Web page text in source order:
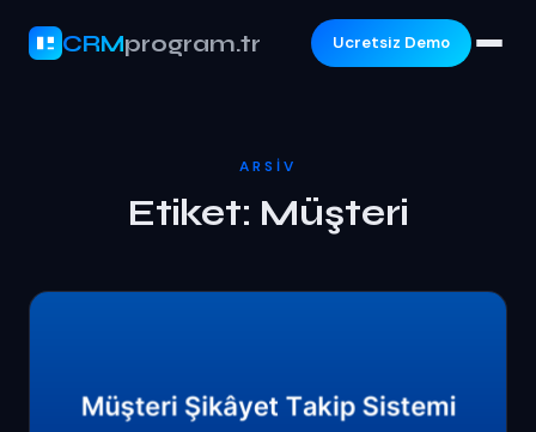
CRMprogram.tr Ucretsiz Demo
ARSIV
Etiket: Müşteri